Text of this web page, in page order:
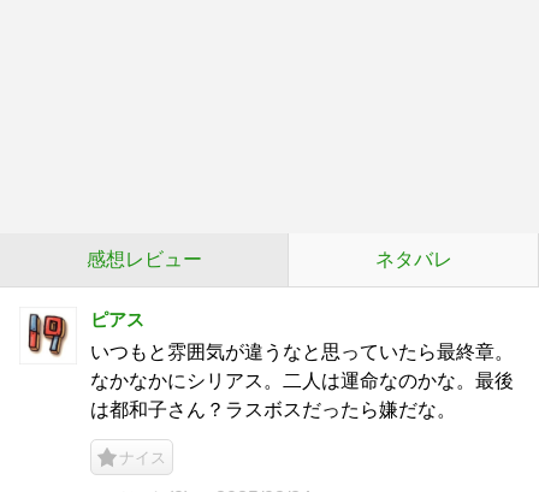
感想レビュー ネタバレ
ピアス
いつもと雰囲気が違うなと思っていたら最終章。
なかなかにシリアス。二人は運命なのかな。最後
は都和子さん？ラスボスだったら嫌だな。
ナイス